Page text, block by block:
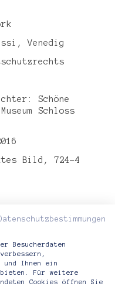
Venedig
Schöne
Schloss
Bild, 724-4
Besucherdaten
Ihnen ein
Für weitere
Cookies öffnen Sie